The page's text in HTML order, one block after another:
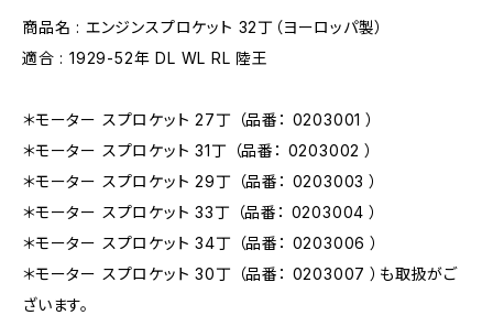
商品名 : エンジンスプロケット 32丁（ヨーロッパ製）
適合 : 1929-52年 DL WL RL 陸王
＊モーター スプロケット 27丁 （品番： 0203001 ）
＊モーター スプロケット 31丁 （品番： 0203002 ）
＊モーター スプロケット 29丁 （品番： 0203003 ）
＊モーター スプロケット 33丁 （品番： 0203004 ）
＊モーター スプロケット 34丁 （品番： 0203006 ）
＊モーター スプロケット 30丁 （品番： 0203007 ）も取扱がご
ざいます。